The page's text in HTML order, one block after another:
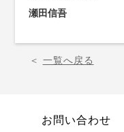
瀬田信吾
＜ 一覧へ戻る
お問い合わせ